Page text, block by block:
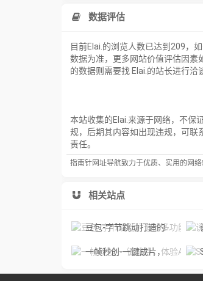
数据评估
目前Elai.的浏览人数已达到209，
数据为准，更多网站价值评估因素
的数据则需要找 Elai.的站长进行洽
本站收集的Elai.来源于网络，不保
规，后期其内容如出现违规，可联
责任。
指南针网址导航致力于优质、实用的网络
相关站点
豆包-字节跳动打造的多功能AI对话工具
一帧秒创-一键成片，体验AI智能视频创作的魅力